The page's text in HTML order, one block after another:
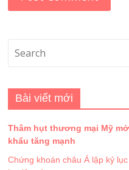
Bài viết mới
Thâm hụt thương mại Mỹ
khẩu tăng mạnh
Chứng khoán châu Á lập kỷ